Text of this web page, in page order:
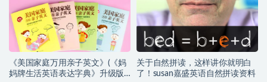
《美国家庭万用亲子英文》(《妈
妈牌生活英语表达字典》升级版)
关于自然拼读，这样讲你就明白
了！susan嘉盛英语自然拼读资料